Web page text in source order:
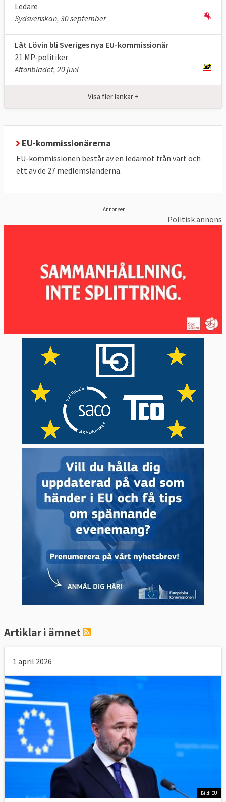
Ledare
Sydsvenskan, 30 september
Låt Lövin bli Sveriges nya EU-kommissionär
21 MP-politiker
Aftonbladet, 20 juni
Visa fler länkar +
EU-kommissionärerna
EU-kommissionen består av en ledamot från vart och
ett av de 27 medlemsländerna.
Annonser
Politisk annons
Artiklar i ämnet
1 april 2026
Bild: EU